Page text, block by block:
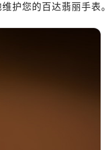
前预约）
前预约）
提前预约）
护您的百达翡丽手表。